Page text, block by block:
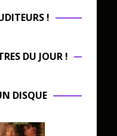
!
DU JOUR !
DISQUE